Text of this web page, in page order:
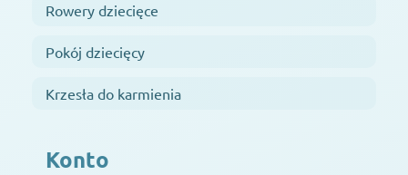
Rowery dziecięce
Pokój dziecięcy
Krzesła do karmienia
Konto